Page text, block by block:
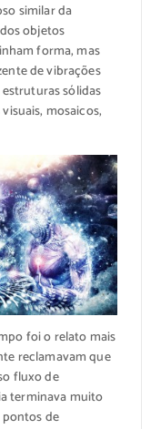
similar da
objetos
forma, mas
de vibrações
sólidas
mosaicos,
foi o relato mais
reclamavam que
fluxo de
terminava muito
de